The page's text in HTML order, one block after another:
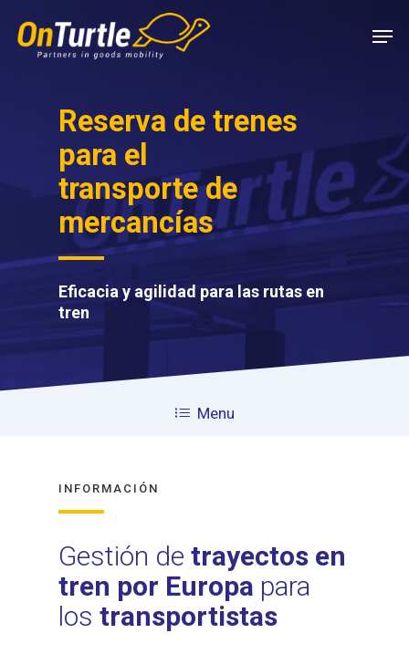
main
Reserva de trenes
para el
transporte de
mercancías
Eficacia y agilidad para las rutas en
tren
Menu
INFORMACIÓN
Gestión detrayectos en
tren por Europa para
lostransportistas